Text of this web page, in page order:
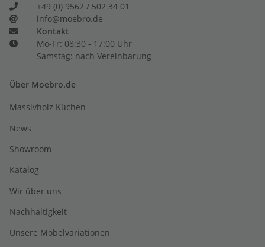
+49 (0) 9562 / 502 34 01
info@moebro.de
Kontakt
Mo-Fr: 08:30 - 17:00 Uhr
Samstag: nach Vereinbarung
Über Moebro.de
Massivholz Küchen
News
Showroom
Katalog
Wir über uns
Nachhaltigkeit
Unsere Möbelvariationen